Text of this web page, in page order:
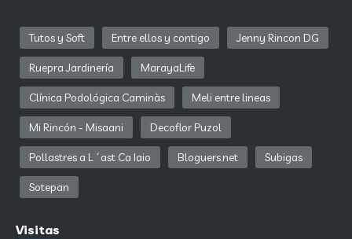
Tutos y Soft Entre ellos y contigo Jenny Rincon DG
Ruepra Jardinería MarayaLife
Clínica Podológica Caminàs Meli entre lineas
Mi Rincón - Misaani Decoflor Puzol
Pollastres a L´ast Ca Iaio Bloguers.net Subigas
Sotepan
Visitas